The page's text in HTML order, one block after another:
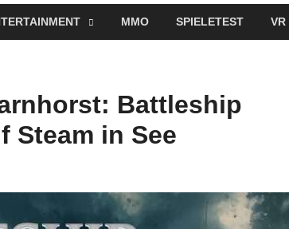
MMO SPIELETEST VR
Battleship
Steam in See